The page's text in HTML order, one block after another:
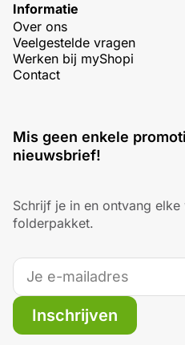
Informatie
Over ons
Veelgestelde vragen
Werken bij myShopi
Contact
Mis geen enkele
nieuwsbrief!
Schrijf je in en ontvang
folderpakket.
Inschrijven